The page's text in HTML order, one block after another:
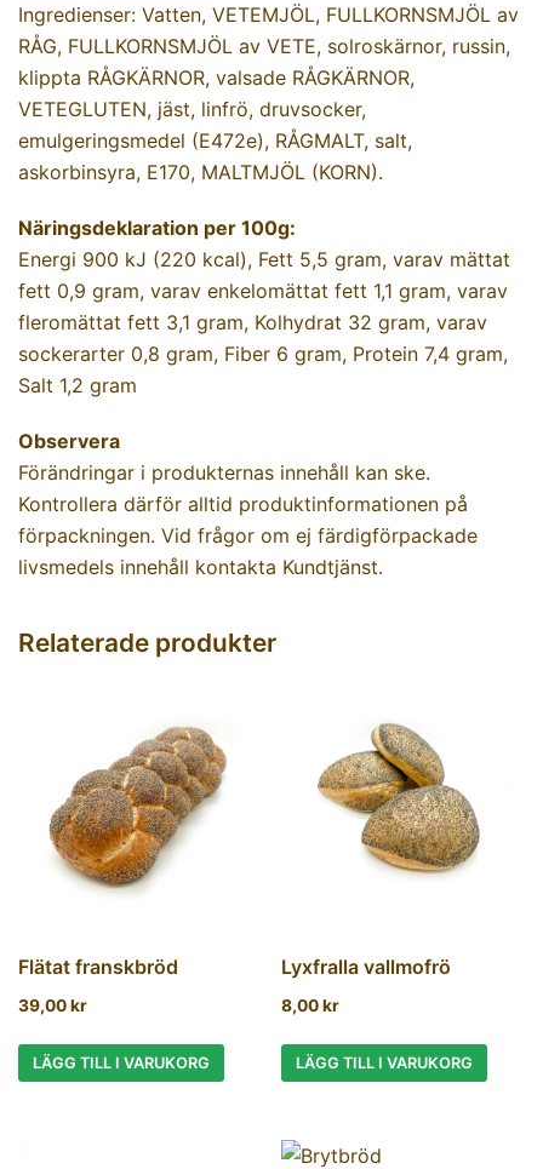
Ingredienser: Vatten, VETEMJÖL, FULLKORNSMJÖL av
RÅG, FULLKORNSMJÖL av VETE, solroskärnor, russin,
klippta RÅGKÄRNOR, valsade RÅGKÄRNOR,
VETEGLUTEN, jäst, linfrö, druvsocker,
emulgeringsmedel (E472e), RÅGMALT, salt,
askorbinsyra, E170, MALTMJÖL (KORN).
Näringsdeklaration per 100g:
Energi 900 kJ (220 kcal), Fett 5,5 gram, varav mättat
fett 0,9 gram, varav enkelomättat fett 1,1 gram, varav
fleromättat fett 3,1 gram, Kolhydrat 32 gram, varav
sockerarter 0,8 gram, Fiber 6 gram, Protein 7,4 gram,
Salt 1,2 gram
Observera
Förändringar i produkternas innehåll kan ske.
Kontrollera därför alltid produktinformationen på
förpackningen. Vid frågor om ej färdigförpackade
livsmedels innehåll kontakta Kundtjänst.
Relaterade produkter
Flätat franskbröd
39,00kr
LÄGG TILL I VARUKORG
Lyxfralla vallmofrö
8,00kr
LÄGG TILL I VARUKORG